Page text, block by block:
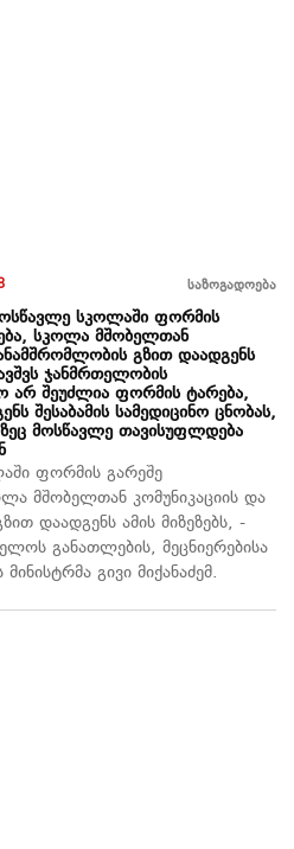
საზოგადოება
სკოლაში ფორმის
სკოლა მშობელთან
გზით დაადგენს
ჯანმრთელობის
არ შეუძლია ფორმის ტარება,
შესაბამის სამედიცინო ცნობას,
მოსწავლე თავისუფლდება
ფორმის გარეშე
მშობელთან კომუნიკაციის და
დაადგენს ამის მიზეზებს, -
განათლების, მეცნიერებისა
გივი მიქანაძემ.